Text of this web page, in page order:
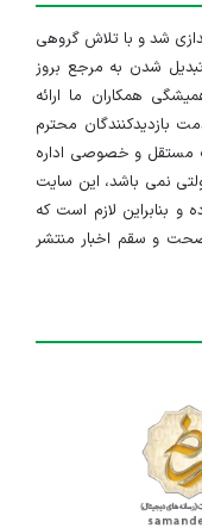
در تاریخ ۱۳۹۱/۱/۱۰ راه اندازی شد و با تلاش گروهی
شدن به مرجع بروز
همکاران ما ارائه
بازدیدکنندگان محترم
مستقل و خصوصی اداره
نمی باشد، این سایت
بنابراین لازم است که
و سقم اخبار منتشر